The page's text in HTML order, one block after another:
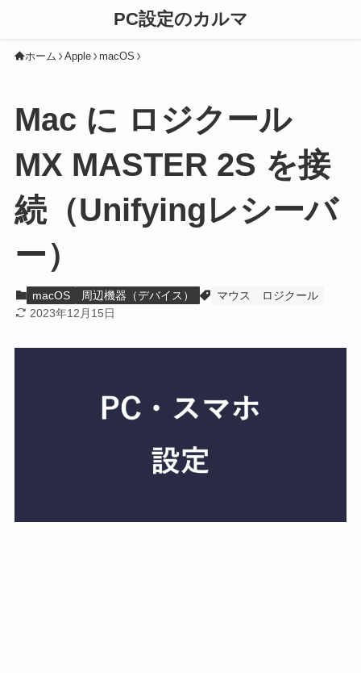
PC設定のカルマ
ホーム Apple macOS
Mac に ロジクール
MX MASTER 2S を接
続（Unifyingレシーバ
ー）
macOS 周辺機器（デバイス） マウス
ロジクール
2023年12月15日